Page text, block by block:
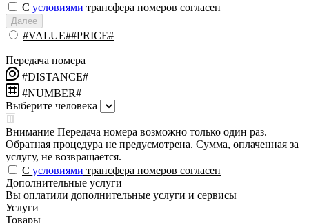
С условиями трансфера номеров согласен
Далее
#VALUE##PRICE#
Передача номера
#DISTANCE#
#NUMBER#
Выберите человека
Внимание Передача номера возможно только один раз.
Обратная процедура не предусмотрена. Сумма, оплаченная за
услугу, не возвращается.
С условиями трансфера номеров согласен
Дополнительные услуги
Вы оплатили дополнительные услуги и сервисы
Услуги
Товары